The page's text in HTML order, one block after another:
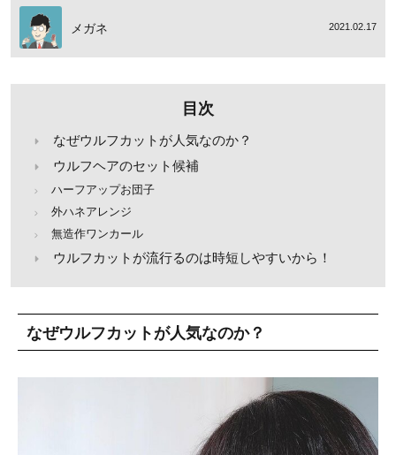
メガネ 2021.02.17
目次
なぜウルフカットが人気なのか？
ウルフヘアのセット候補
ハーフアップお団子
外ハネアレンジ
無造作ワンカール
ウルフカットが流行るのは時短しやすいから！
なぜウルフカットが人気なのか？